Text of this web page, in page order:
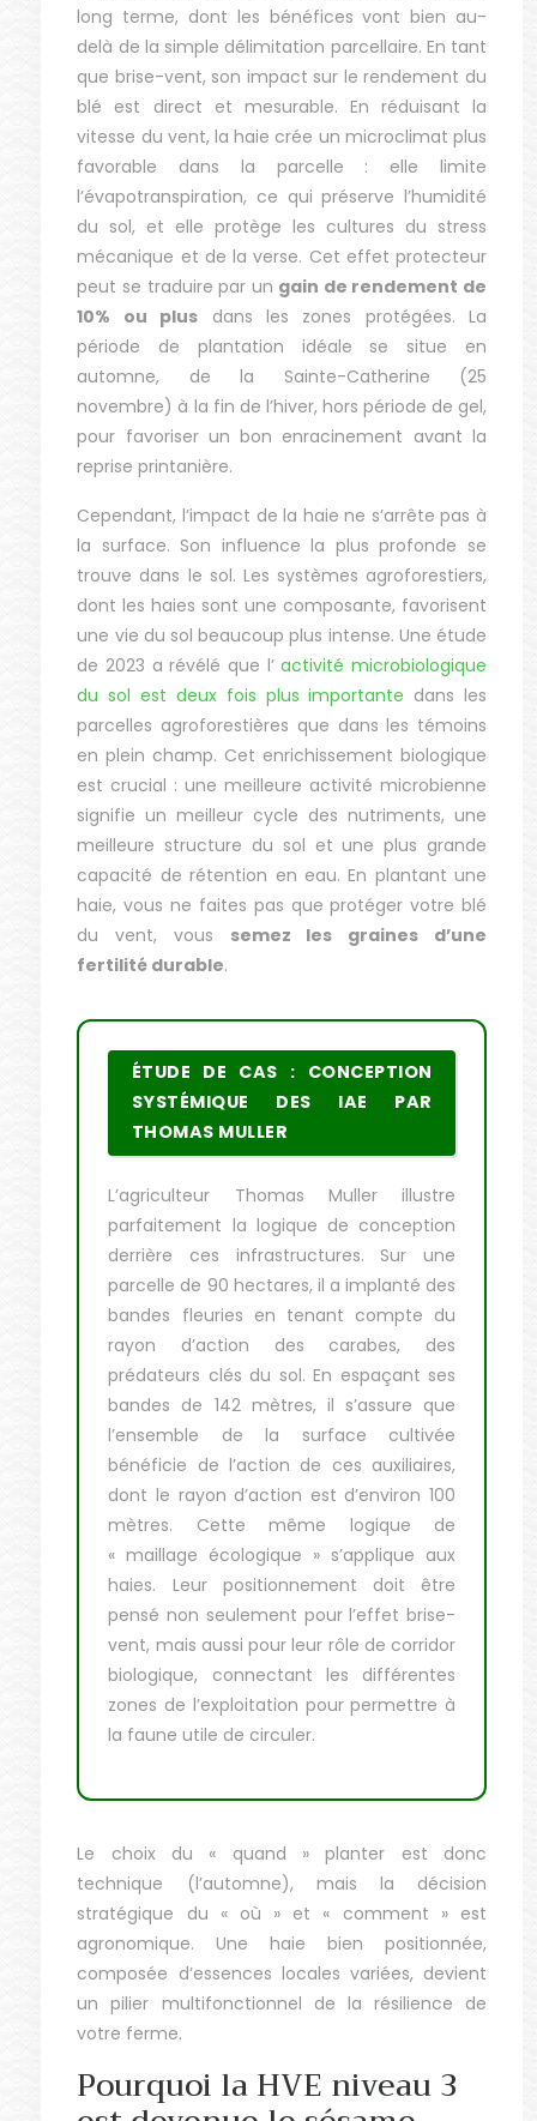
long terme, dont les bénéfices vont bien au-
delà de la simple délimitation parcellaire. En tant
que brise-vent, son impact sur le rendement du
blé est direct et mesurable. En réduisant la
vitesse du vent, la haie crée un microclimat plus
favorable dans la parcelle : elle limite
l’évapotranspiration, ce qui préserve l’humidité
du sol, et elle protège les cultures du stress
mécanique et de la verse. Cet effet protecteur
peut se traduire par un gain de rendement de
10% ou plus dans les zones protégées. La
période de plantation idéale se situe en
automne, de la Sainte-Catherine (25
novembre) à la fin de l’hiver, hors période de gel,
pour favoriser un bon enracinement avant la
reprise printanière.
Cependant, l’impact de la haie ne s’arrête pas à
la surface. Son influence la plus profonde se
trouve dans le sol. Les systèmes agroforestiers,
dont les haies sont une composante, favorisent
une vie du sol beaucoup plus intense. Une étude
de 2023 a révélé que l’activité microbiologique
du sol est deux fois plus importante dans les
parcelles agroforestières que dans les témoins
en plein champ. Cet enrichissement biologique
est crucial : une meilleure activité microbienne
signifie un meilleur cycle des nutriments, une
meilleure structure du sol et une plus grande
capacité de rétention en eau. En plantant une
haie, vous ne faites pas que protéger votre blé
du vent, vous semez les graines d’une
fertilité durable.
ÉTUDE DE CAS : CONCEPTION
SYSTÉMIQUE DES IAE PAR
THOMAS MULLER
L’agriculteur Thomas Muller illustre
parfaitement la logique de conception
derrière ces infrastructures. Sur une
parcelle de 90 hectares, il a implanté des
bandes fleuries en tenant compte du
rayon d’action des carabes, des
prédateurs clés du sol. En espaçant ses
bandes de 142 mètres, il s’assure que
l’ensemble de la surface cultivée
bénéficie de l’action de ces auxiliaires,
dont le rayon d’action est d’environ 100
mètres. Cette même logique de
« maillage écologique » s’applique aux
haies. Leur positionnement doit être
pensé non seulement pour l’effet brise-
vent, mais aussi pour leur rôle de corridor
biologique, connectant les différentes
zones de l’exploitation pour permettre à
la faune utile de circuler.
Le choix du « quand » planter est donc
technique (l’automne), mais la décision
stratégique du « où » et « comment » est
agronomique. Une haie bien positionnée,
composée d’essences locales variées, devient
un pilier multifonctionnel de la résilience de
votre ferme.
Pourquoi la HVE niveau 3